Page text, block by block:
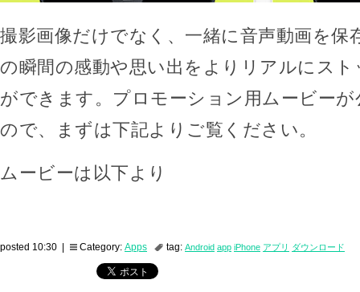
撮影画像だけでなく、一緒に音声動画を保
の瞬間の感動や思い出をよりリアルにス
ができます。プロモーション用ムービー
ので、まずは下記よりご覧ください。
ムービーは以下より
posted 10:30 | Category: Apps tag: Android app iPhone アプリ ダウンロード